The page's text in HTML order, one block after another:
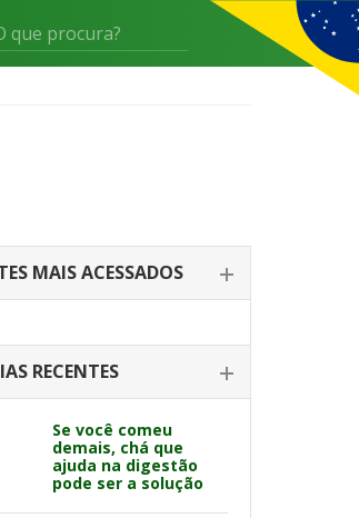
MAIS ACESSADOS
RECENTES
Se você comeu
demais, chá que
ajuda na digestão
pode ser a solução